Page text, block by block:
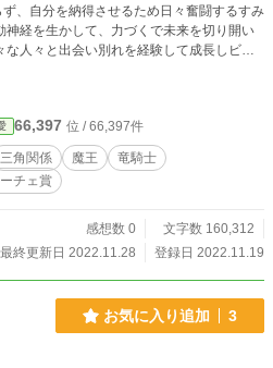
、自分を納得させるため日々奮闘するすみ
経を生かして、力づくで未来を切り開い
人々と出会い別れを経験して成長しビオ
転生した理由が判明する時、それは女神
だった。 手を貸してくれる人邪魔をする
ても一緒になれない人… 色々な人間模様
ンを66,397 位 / 66,397件
三角関係 魔王
竜騎士
チェ賞
感想数 0
文字数 160,312
最終更新日 2022.11.28
登録日 2022.11.19
お気に入り追加 3